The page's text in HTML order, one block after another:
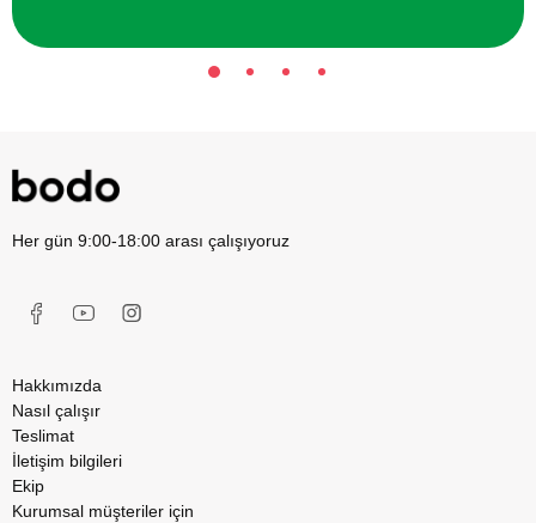
Her gün 9:00-18:00 arası çalışıyoruz
Hakkımızda
Nasıl çalışır
Teslimat
İletişim bilgileri
Ekip
Kurumsal müşteriler için